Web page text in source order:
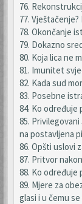
76.
77.
78. Okončanje
79. Dokazno
80. Koja lica ne
81. Imunitet
82. Kada sud
83. Posebne
84. Ko određuje
85.
na postavljena
86. Opšti uslovi
87. Pritvor
88. Ko određuje
89. Mjere za
glasi i u čemu